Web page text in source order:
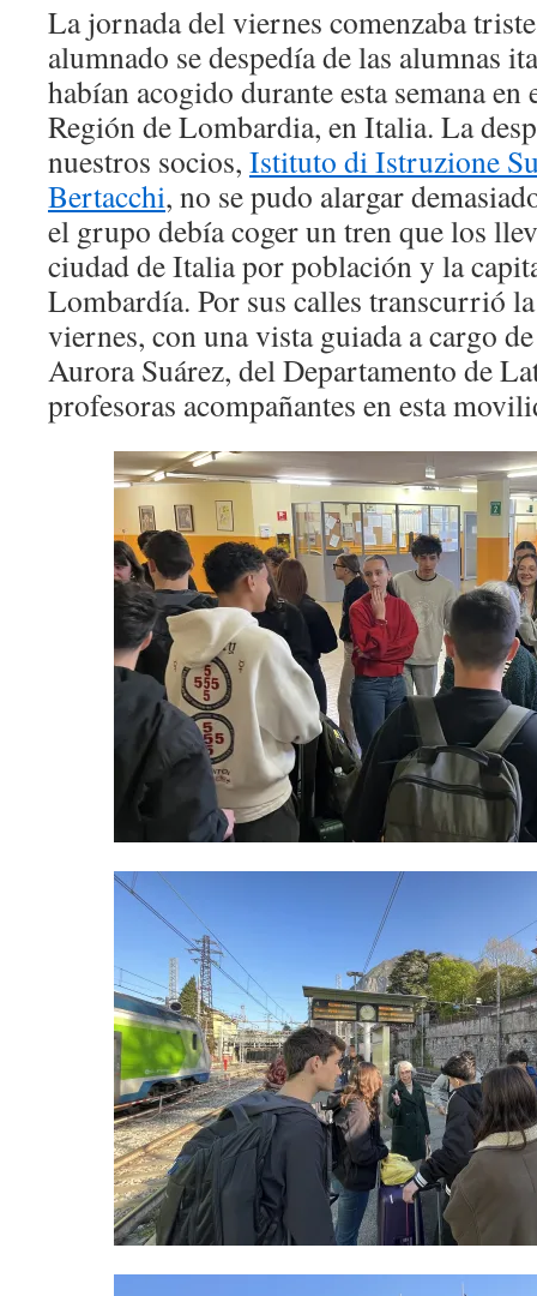
La jornada del viernes comenzaba
alumnado se despedía de las alumnas
habían acogido durante esta semana
Región de Lombardia, en Italia. La
nuestros socios, Istituto di Istruzione
Bertacchi, no se pudo alargar
el grupo debía coger un tren que los
ciudad de Italia por población y la
Lombardía. Por sus calles transcurrió
viernes, con una vista guiada a cargo
Aurora Suárez, del Departamento de
profesoras acompañantes en esta